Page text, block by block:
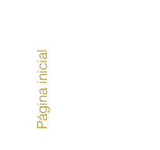
Página inicial